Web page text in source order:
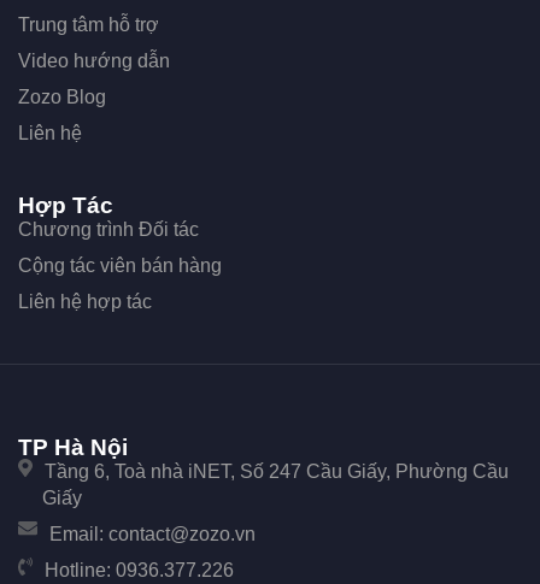
Trung tâm hỗ trợ
Video hướng dẫn
Zozo Blog
Liên hệ
Hợp Tác
Chương trình Đối tác
Cộng tác viên bán hàng
Liên hệ hợp tác
TP Hà Nội
Tầng 6, Toà nhà iNET, Số 247 Cầu Giấy, Phường Cầu
Giấy
Email: contact@zozo.vn
Hotline: 0936.377.226